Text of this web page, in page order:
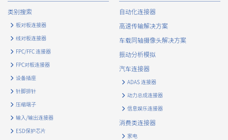
类别搜索
板对板连接器
线对板连接器
FPC/FFC 连接器
FPC对板连接器
设备插座
针脚排针
压缩端子
输入/输出连接器
ESD保护芯片
自动化连接器
高速传输解决方案
车载同轴摄像头解决方案
振动分析模拟
汽车连接器
ADAS 连接器
动力总成连接器
信息娱乐连接器
消费类连接器
家电